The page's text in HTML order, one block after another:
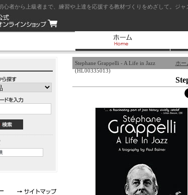
心者から上級者まで、練習や上達を応援する教材づくりをめざして。ジ
ホー
Stephane Grappelli - A Life in Jazz
(HL00335013)